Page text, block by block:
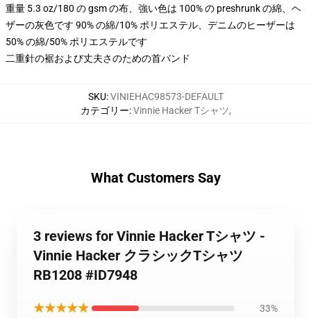
重量 5.3 oz/180 の gsm の布、強い色は 100% の preshrunk の綿、ヘ
ザーの灰色です 90% の綿/10% ポリエステル、デニムのヒーザーは
50% の綿/50% ポリエステルです
二重針の裾および丈夫さのための首バンド
SKU:VINIEHAC98573-DEFAULT
カテゴリー:Vinnie Hacker Tシャツ,
What Customers Say
3 reviews for Vinnie Hacker Tシャツ -
Vinnie Hacker クラシックTシャツ
RB1208 #ID7948
★★★★★ 33%